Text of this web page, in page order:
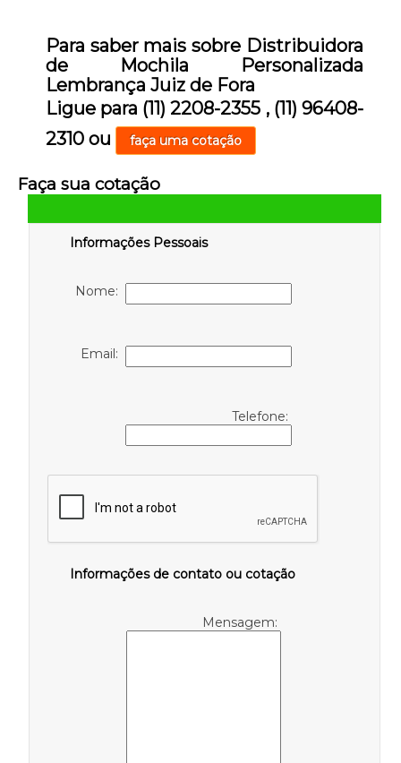
Para saber mais sobre Distribuidora
de Mochila Personalizada
Lembrança Juiz de Fora
Ligue para (11) 2208-2355 , (11) 96408-
2310 ou faça uma cotação
Faça sua cotação
Informações Pessoais
Nome:
Email:
Telefone:
Informações de contato ou cotação
Mensagem: